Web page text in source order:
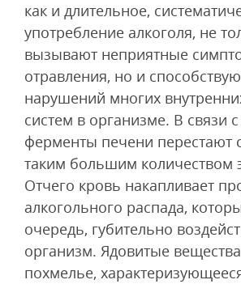
как и длительное,
употребление алкоголя, не
вызывают неприятные
отравления, но и
нарушений многих
систем в организме. В связи
ферменты печени перестают
таким большим количеством
Отчего кровь накапливает
алкогольного распада,
очередь, губительно
организм. Ядовитые
похмелье,